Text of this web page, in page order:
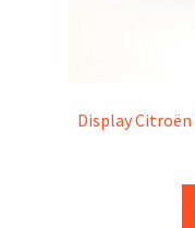
Display Citroën